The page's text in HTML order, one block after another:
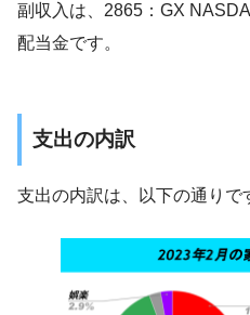
副収入は、2865：GX
配当金です。
支出の内訳
支出の内訳は、以下の通りで